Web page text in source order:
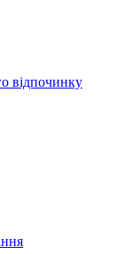
відпочинку